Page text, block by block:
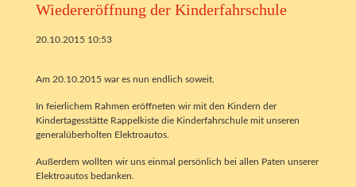
Wiedereröffnung der Kinderfahrschule
20.10.2015 10:53
Am 20.10.2015 war es nun endlich soweit.
In feierlichem Rahmen eröffneten wir mit den Kindern der
Kindertagesstätte Rappelkiste die Kinderfahrschule mit unseren
generalüberholten Elektroautos.
Außerdem wollten wir uns einmal persönlich bei allen Paten unserer
Elektroautos bedanken.